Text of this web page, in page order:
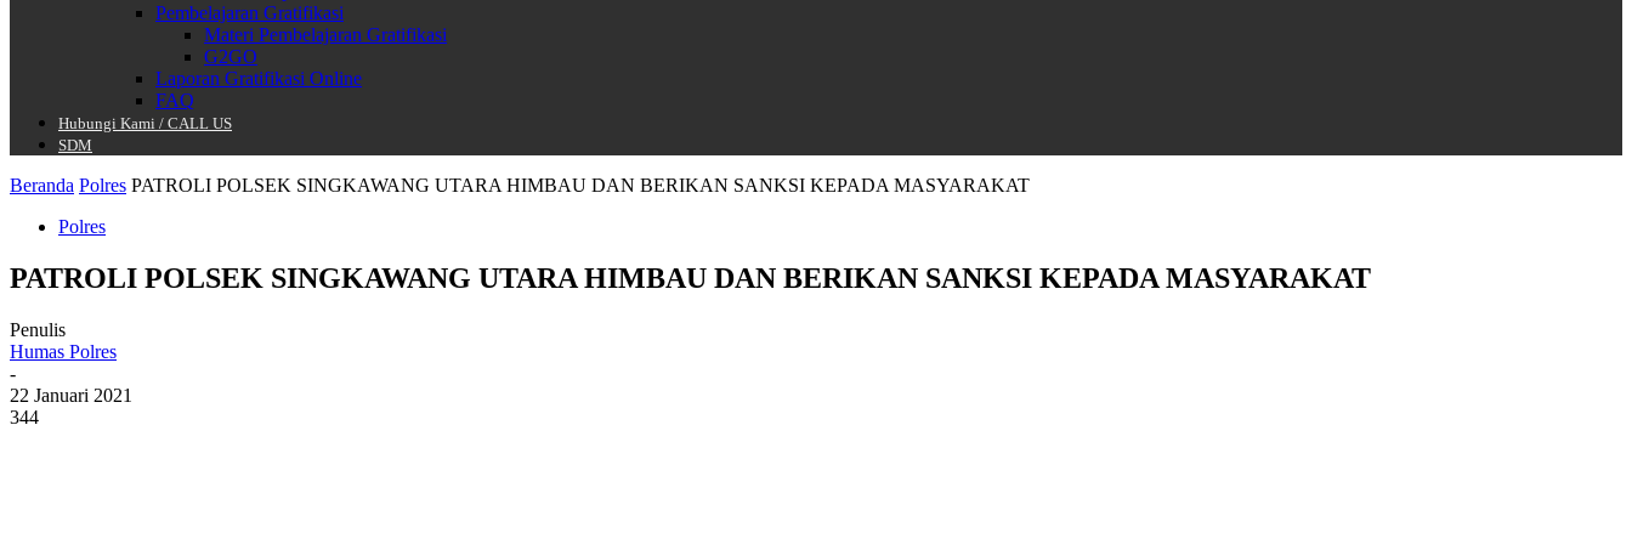
Pembelajaran Gratifikasi
Materi Pembelajaran Gratifikasi
G2GO
Laporan Gratifikasi Online
FAQ
Hubungi Kami / CALL US
SDM
Beranda Polres PATROLI POLSEK SINGKAWANG UTARA HIMBAU DAN BERIKAN SANKSI KEPADA MASYARAKAT
Polres
PATROLI POLSEK SINGKAWANG UTARA HIMBAU DAN BERIKAN SANKSI KEPADA MASYARAKAT
Penulis
Humas Polres
-
22 Januari 2021
344